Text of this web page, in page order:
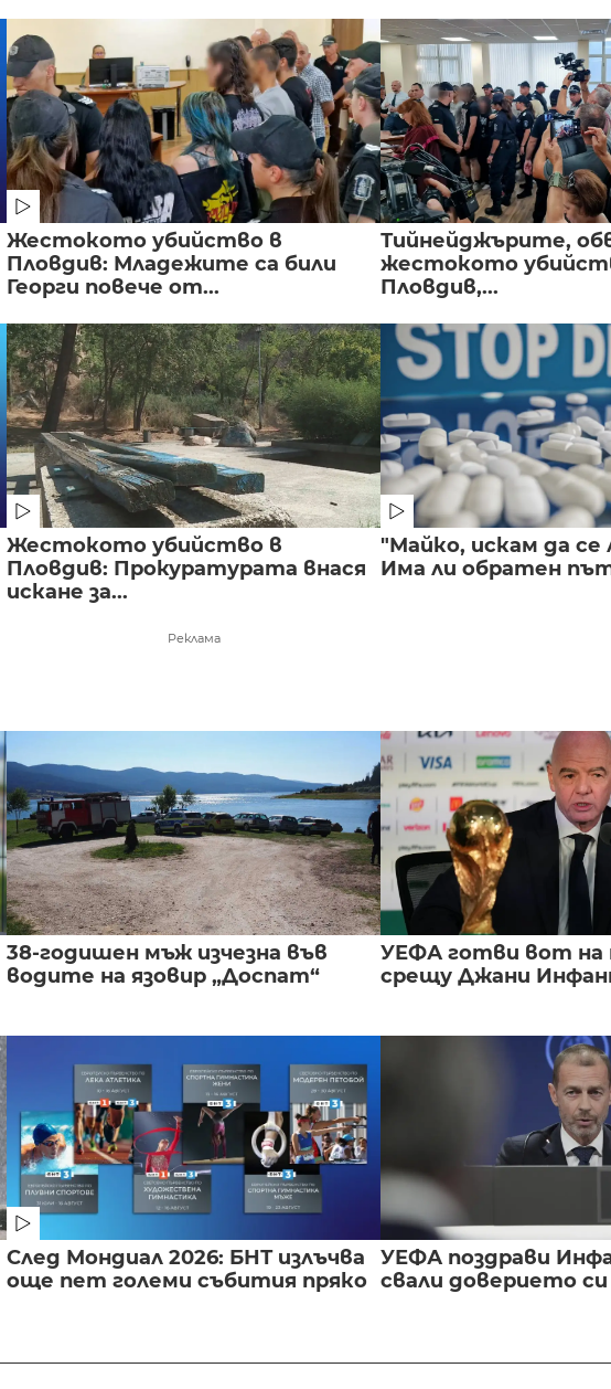
Жестокото убийство в
Пловдив: Младежите са били
Георги повече от...
Тийнейджърите,
жестокото
Пловдив,...
Жестокото убийство в
Пловдив: Прокуратурата внася
искане за...
"Майко, искам да се
Има ли обратен
Реклама
38-годишен мъж изчезна във
водите на язовир „Доспат“
УЕФА готви вот на
срещу Джани
След Мондиал 2026: БНТ излъчва
още пет големи събития пряко
УЕФА поздрави
свали доверието